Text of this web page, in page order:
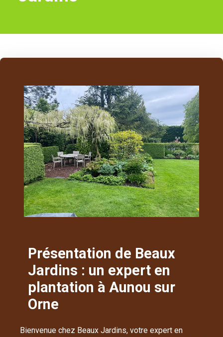
Présentation de Beaux
Jardins : un expert en
plantation à Aunou sur
Orne
Bienvenue chez Beaux Jardins, votre expert en